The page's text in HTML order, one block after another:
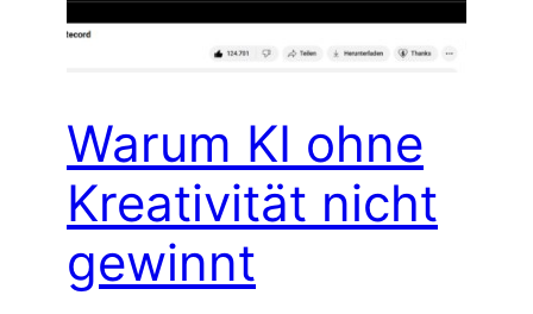
Warum KI ohne
Kreativität nicht
gewinnt